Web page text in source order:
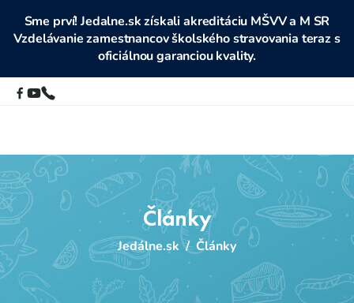
Sme prví! Jedalne.sk získali akreditáciu MŠVV a M SR
Vzdelávanie zamestnancov školského stravovania teraz s
oficiálnou garanciou kvality.
Články
Jedálne.sk / Články